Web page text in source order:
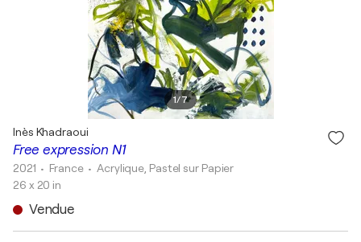
1/7
Free expression N1
Inès Khadraoui
2021 • France •Acrylique, Pastel sur Papier
26 x 20 in
Vendue